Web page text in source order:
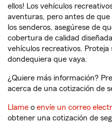
ellos! Los vehículos
aventuras, pero antes de que
los senderos, asegúrese de
cobertura de calidad
vehículos recreativos.
dondequiera que vaya.
¿Quiere más información?
acerca de una cotización de
Llame o envíe un correo
obtener una cotización de